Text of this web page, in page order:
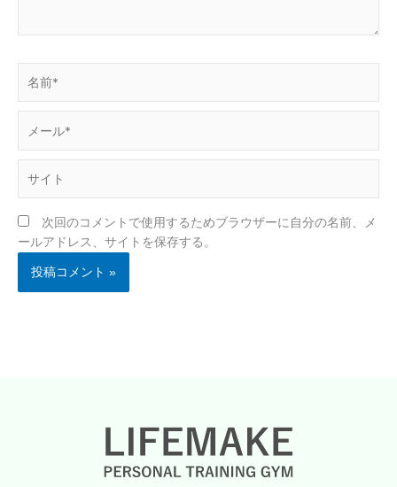
*
ー
ル
次回のコメントで使用するためブラウザーに自分の名前、メ
ールアドレス、サイトを保存する。